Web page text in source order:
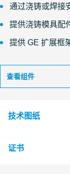
通过浇铸或焊接
提供浇铸模具配
提供 GE 扩展框
查看组件
技术图纸
S1005558 G
证书